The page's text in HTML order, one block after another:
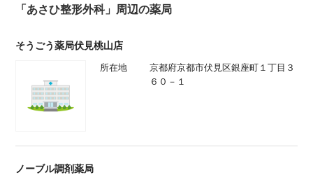
「あさひ整形外科」周辺の薬局
そうごう薬局伏見桃山店
所在地
京都府京都市伏見区銀座町１丁目３
６０－１
ノーブル調剤薬局